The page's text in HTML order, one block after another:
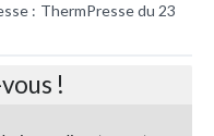
: ThermPresse du 23
!